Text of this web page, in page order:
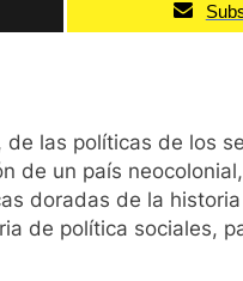
las políticas de los
de un país
doradas de la
de política sociales,